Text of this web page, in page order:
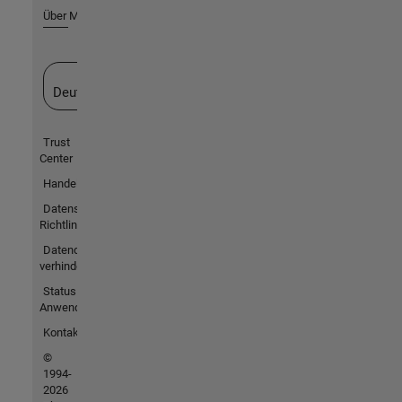
Über MathWorks
Deutschland
Trust
Center
Handelsmarken
Datenschutz-
Richtlinien
Datendiebstahl
verhindern
Status von
Anwendungen
Kontakt
©
1994-
2026